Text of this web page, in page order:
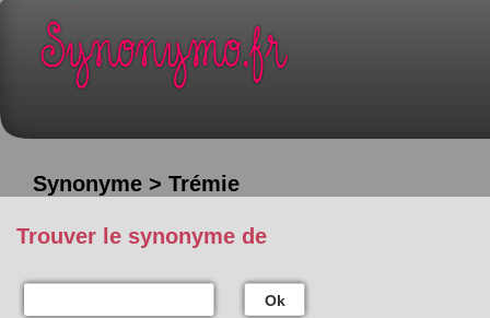
Synonyme > Trémie
Trouver le synonyme de
Ok